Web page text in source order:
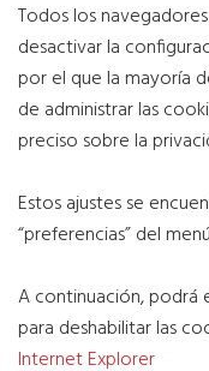
Todos los
desactivar la
por el que la mayoría
de administrar las
preciso sobre la
Estos ajustes se
“preferencias” del
A continuación, podrá
para deshabilitar las
Internet Explorer